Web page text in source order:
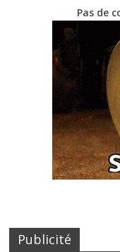
Pas de
Publicité